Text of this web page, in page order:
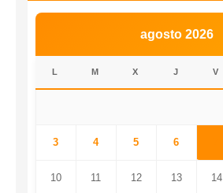
agosto 2026
L M X J V
3 4 5 6
10 11 12 13 14